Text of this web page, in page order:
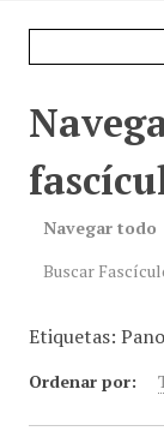
Navegar todo
Buscar
Etiquetas:
Ordenar por: